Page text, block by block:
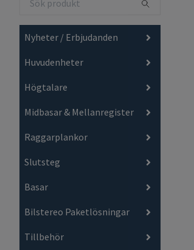
Nyheter / Erbjudanden
Huvudenheter
Högtalare
Midbasar & Mellanregister
Raggarplankor
Slutsteg
Basar
Bilstereo Paketlösningar
Tillbehör